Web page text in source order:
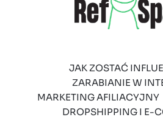
JAK ZOSTAĆ
ZARABIANIE W
MARKETING AFILIACYJNY
DROPSHIPPING I E-